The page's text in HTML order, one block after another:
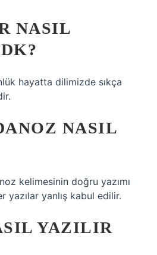
NASIL
hayatta dilimizde sıkça
NASIL
kelimesinin doğru yazımı
yazılar yanlış kabul edilir.
YAZILIR